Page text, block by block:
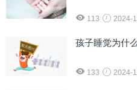
113 2024-
孩子睡觉为什
133 2024-